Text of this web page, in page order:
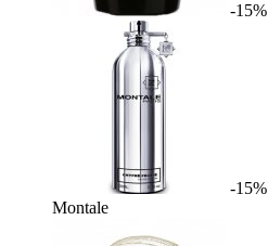
-15%
-15%
Montale